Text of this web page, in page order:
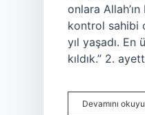
onlara
kontrol sahibi
yıl yaşadı. En
kıldık.” 2.
Devamını